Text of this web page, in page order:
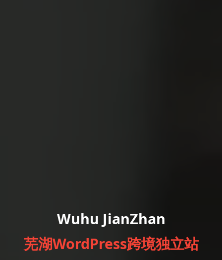
Wuhu JianZhan
芜湖WordPress跨境独立站